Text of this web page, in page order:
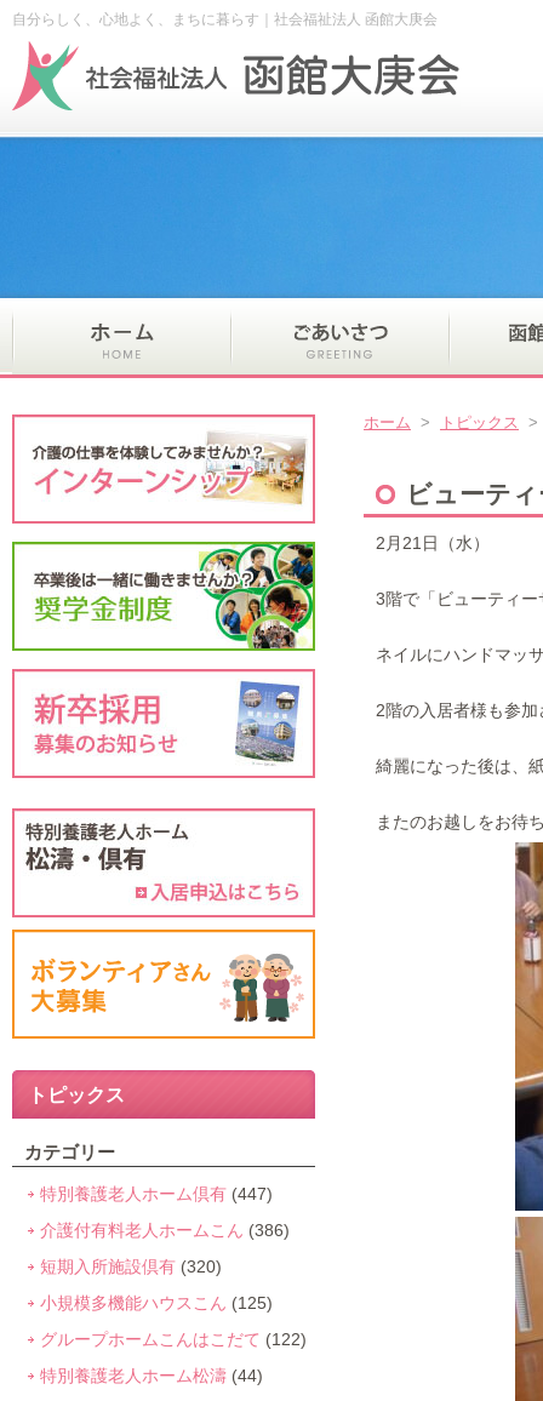
自分らしく、心地よく、まちに暮らす｜社会福祉法人 函館大庚会
ホーム > トピックス
ビューテ
2月21日（水）
3階で「ビューティ
ネイルにハンドマッ
2階の入居者様も参
綺麗になった後は、
またのお越しをお待
トピックス
カテゴリー
特別養護老人ホーム倶有 (447)
介護付有料老人ホームこん (386)
短期入所施設倶有 (320)
小規模多機能ハウスこん (125)
グループホームこんはこだて (122)
特別養護老人ホーム松濤 (44)